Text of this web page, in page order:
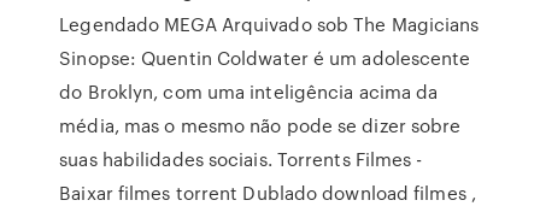
Legendado MEGA Arquivado sob The Magicians
Sinopse: Quentin Coldwater é um adolescente
do Broklyn, com uma inteligência acima da
média, mas o mesmo não pode se dizer sobre
suas habilidades sociais. Torrents Filmes -
Baixar filmes torrent Dublado download filmes ,